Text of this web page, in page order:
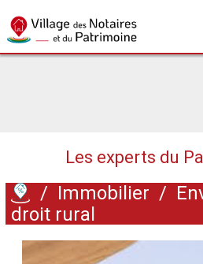
Les experts du
/ Immobilier /
droit rural